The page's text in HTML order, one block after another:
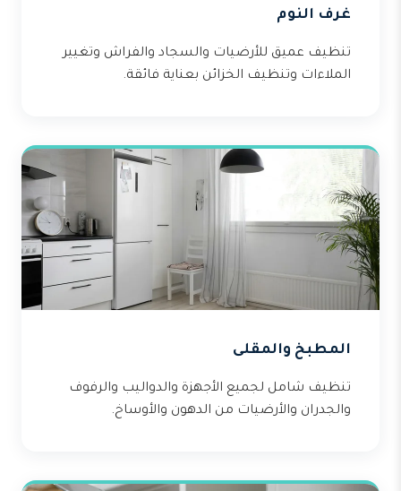
غرف النوم
تنظيف عميق للأرضيات والسجاد والفراش وتغيير
الملاءات وتنظيف الخزائن بعناية فائقة.
المطبخ والمقلى
تنظيف شامل لجميع الأجهزة والدواليب والرفوف
والجدران والأرضيات من الدهون والأوساخ.